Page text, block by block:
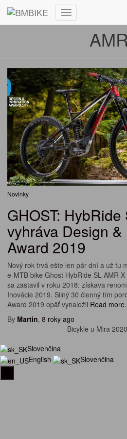
Toggle
AMR
Novinky
GHOST:
vyhráva Design &
Award 2019
Nový rok trvá ešte len pár dní a už tu
e-MTB bike Ghost HybRide SL AMR
sa zastavil v roku 2018: získava
Inovácie 2019. Silný 30 členný tím
Award 2019 opäť vynaložil Read
By Martin, 8 roky ago
Bicykle u Mira
Slovenčina
English
Slovenčina